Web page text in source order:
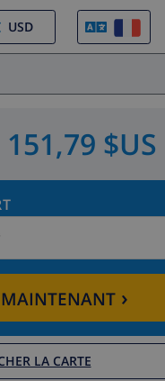
151,79 $US
MAINTENANT›
LA CARTE